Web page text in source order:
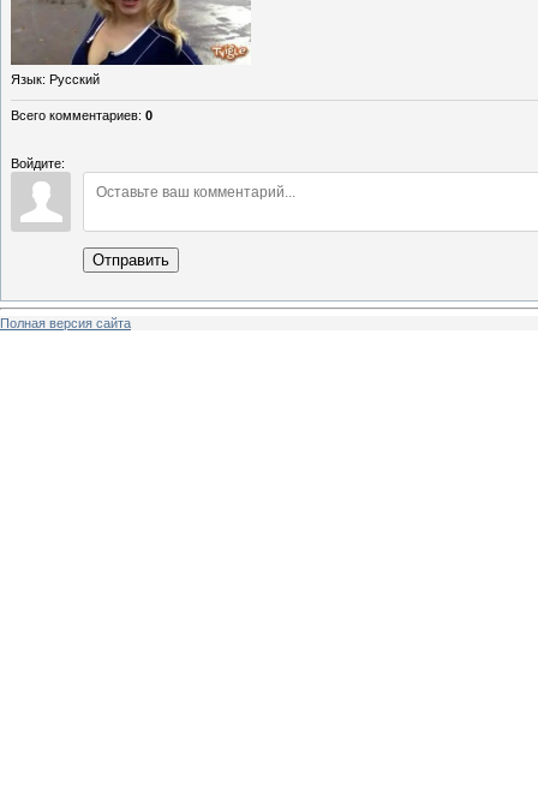
Язык: Русский
Всего комментариев: 0
Войдите:
Отправить
Полная версия сайта